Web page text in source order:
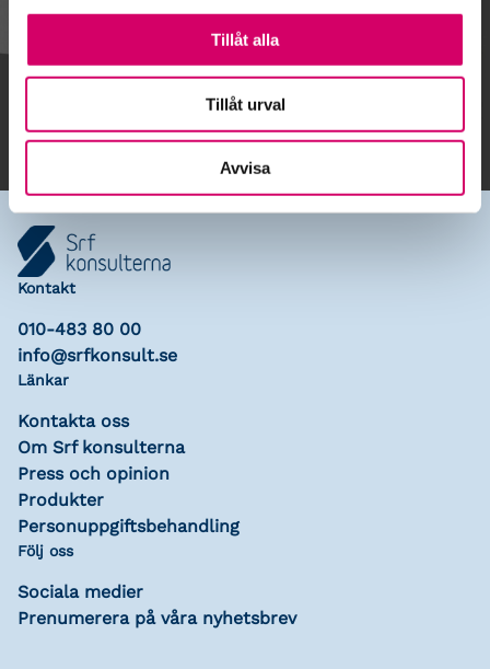
Tillåt alla
Tillåt urval
Avvisa
Gå till kalendariet
Lägg till i kalender
Kontakt
010-483 80 00
info@srfkonsult.se
Länkar
Kontakta oss
Om Srf konsulterna
Press och opinion
Produkter
Personuppgiftsbehandling
Följ oss
Sociala medier
Prenumerera på våra nyhetsbrev